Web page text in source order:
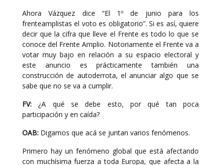
Ahora Vázquez dice “El 1º de junio para los
frenteamplistas el voto es obligatorio”. Si es así, quiere
decir que la cifra que lleve el Frente es todo lo que se
conoce del Frente Amplio. Notoriamente el Frente va a
votar muy bajo en relación a su espacio electoral y
este anuncio es prácticamente también una
construcción de autoderrota, el anunciar algo que se
sabe que no se va a cumplir.
FV: ¿A qué se debe esto, por qué tan poca
participación y en caída?
OAB: Digamos que acá se juntan varios fenómenos.
Primero hay un fenómeno global que está afectando
con muchísima fuerza a toda Europa, que afecta a la